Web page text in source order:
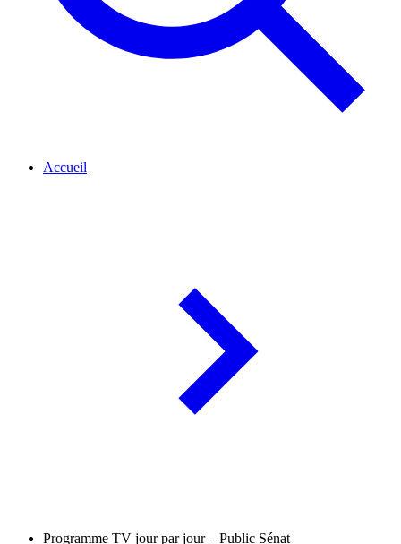
Accueil
Programme TV jour par jour – Public Sénat